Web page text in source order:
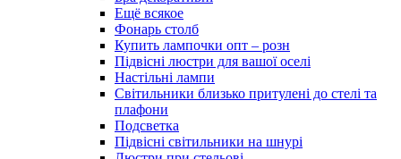
Ещё всякое
Фонарь столб
Купить лампочки опт – розн
Підвісні люстри для вашої оселі
Настільні лампи
Світильники близько притулені до стелі та
плафони
Подсветка
Підвісні світильники на шнурі